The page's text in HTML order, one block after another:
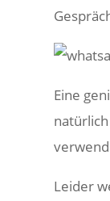
Eine
Leider